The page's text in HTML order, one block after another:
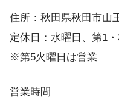
住所：秋田県秋田市山
定休日：水曜日、第1・
※第5火曜日は営業
営業時間